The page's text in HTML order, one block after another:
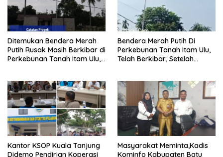
Ditemukan Bendera Merah
Putih Rusak Masih Berkibar di
Perkebunan Tanah Itam Ulu,
Bendera Merah Putih Di
Perkebunan Tanah Itam Ulu,
Telah Berkibar, Setelah
Kantor KSOP Kuala Tanjung
Didemo Pendirian Koperasi
Masyarakat Meminta,Kadis
Kominfo Kabupaten Batu